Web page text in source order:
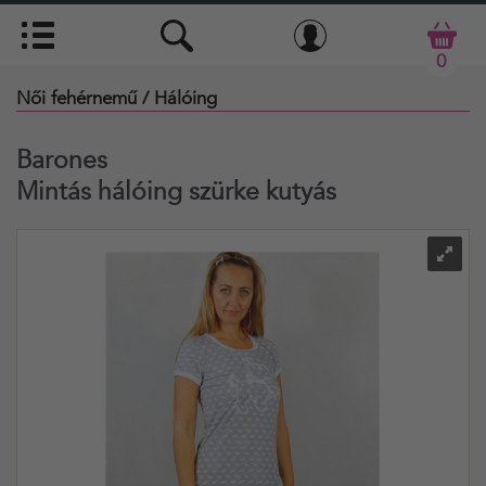
0
Női fehérnemű / Hálóing
Barones
Mintás hálóing szürke kutyás